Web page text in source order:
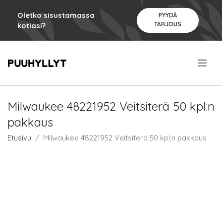
Oletko sisustamassa
kotiasi?
PYYDÄ
TARJOUS
Milwaukee 48221952 Veitsiterä 50 kpl:n
pakkaus
Etusivu Milwaukee 48221952 Veitsiterä 50 kpl:n pakkaus